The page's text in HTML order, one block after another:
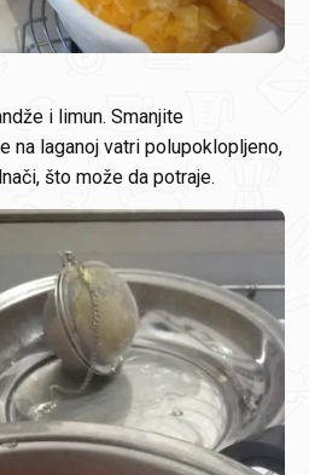
i limun. Smanjite
na laganoj vatri polupoklopljeno,
što može da potraje.